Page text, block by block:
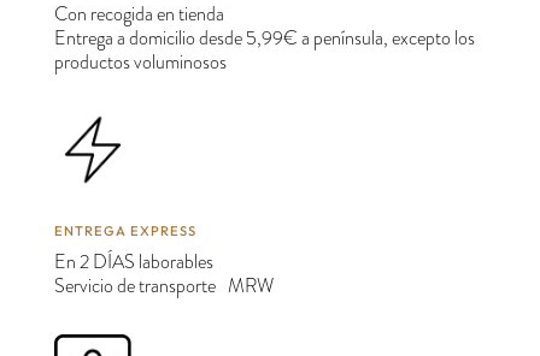
Con recogida en tienda
Entrega a domicilio desde 5,99€ a península, excepto los
productos voluminosos
ENTREGA EXPRESS
En 2 DÍAS laborables
Servicio de transporte MRW